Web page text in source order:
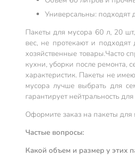
Универсальны: подходят
Пакеты для мусора 60 л, 20
вес, не протекают и
хозяйственные товары.Часто
кухни, уборки после ремонта,
характеристик. Пакеты не
мусора лучше выбрать для
гарантирует нейтральность
Оформите заказ на пакеты для
Частые вопросы:
Какой объем и размер у этих